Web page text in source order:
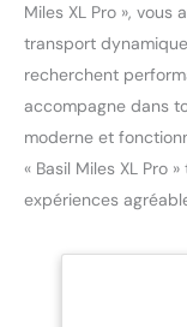
Miles XL Pro »,
transport
recherchent
accompagne dans
moderne et
« Basil Miles XL Pro
expériences